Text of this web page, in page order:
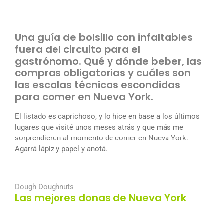
Una guía de bolsillo con infaltables
fuera del circuito para el
gastrónomo. Qué y dónde beber, las
compras obligatorias y cuáles son
las escalas técnicas escondidas
para comer en Nueva York.
El listado es caprichoso, y lo hice en base a los últimos
lugares que visité unos meses atrás y que más me
sorprendieron al momento de comer en Nueva York.
Agarrá lápiz y papel y anotá.
Dough Doughnuts
Las mejores donas de Nueva York